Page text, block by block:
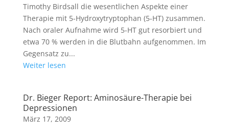
Timothy Birdsall die wesentlichen Aspekte einer
Therapie mit 5-Hydroxytryptophan (5-HT) zusammen.
Nach oraler Aufnahme wird 5-HT gut resorbiert und
etwa 70 % werden in die Blutbahn aufgenommen. Im
Gegensatz zu...
Weiter lesen
Dr. Bieger Report: Aminosäure-Therapie bei
Depressionen
März 17, 2009